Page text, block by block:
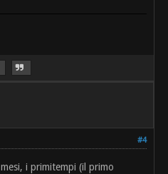
#4
i primitempi (il primo